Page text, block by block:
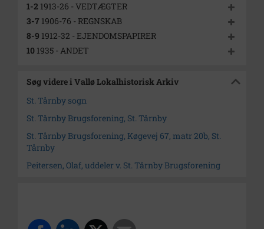
1-2 1913-26 - VEDTÆGTER
3-7 1906-76 - REGNSKAB
8-9 1912-32 - EJENDOMSPAPIRER
10 1935 - ANDET
Søg videre i Vallø Lokalhistorisk Arkiv
St. Tårnby sogn
St. Tårnby Brugsforening, St. Tårnby
St. Tårnby Brugsforening, Køgevej 67, matr 20b, St.
Tårnby
Peitersen, Olaf, uddeler v. St. Tårnby Brugsforening